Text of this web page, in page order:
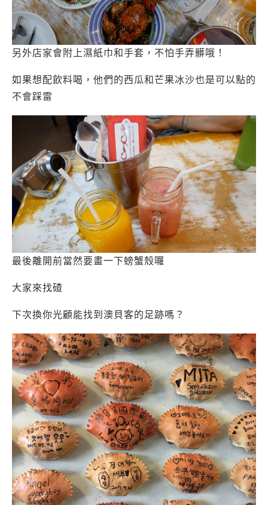
另外店家會附上濕紙巾和手套，不怕手弄髒哦！
如果想配飲料喝，他們的西瓜和芒果冰沙也是可以點的
不會踩雷
最後離開前當然要畫一下螃蟹殼囉
大家來找碴
下次換你光顧能找到澳貝客的足跡嗎？